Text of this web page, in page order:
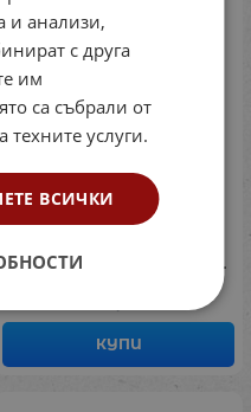
Сензорна кутия -
Познай предмета!
Код: 7253128306
142.00 лв.
КУПИ
и анализи,
с друга
им
са събрали от
техните услуги.
ВСИЧКИ